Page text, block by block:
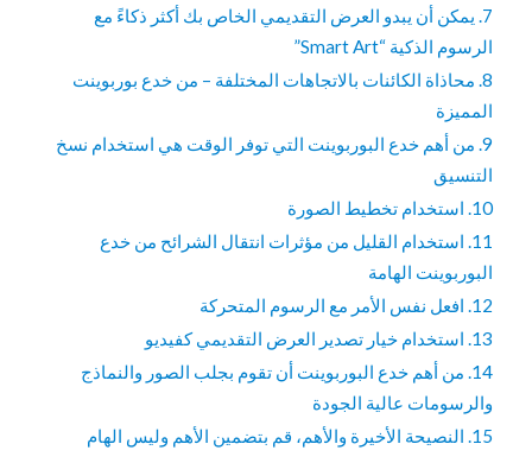
7. يمكن أن يبدو العرض التقديمي الخاص بك أكثر ذكاءً مع
الرسوم الذكية “Smart Art”
8. محاذاة الكائنات بالاتجاهات المختلفة – من خدع بوربوينت
المميزة
9. من أهم خدع البوربوينت التي توفر الوقت هي استخدام نسخ
التنسيق
10. استخدام تخطيط الصورة
11. استخدام القليل من مؤثرات انتقال الشرائح من خدع
البوربوينت الهامة
12. افعل نفس الأمر مع الرسوم المتحركة
13. استخدام خيار تصدير العرض التقديمي كفيديو
14. من أهم خدع البوربوينت أن تقوم بجلب الصور والنماذج
والرسومات عالية الجودة
15. النصيحة الأخيرة والأهم، قم بتضمين الأهم وليس الهام